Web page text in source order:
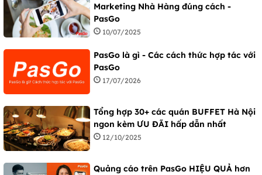
Marketing Nhà Hàng đúng cách -
PasGo
10/07/2025
PasGo là gì - Các cách thức hợp tác với
PasGo
17/07/2026
Tổng hợp 30+ các quán BUFFET Hà Nội
ngon kèm ƯU ĐÃI hấp dẫn nhất
12/10/2025
Quảng cáo trên PasGo HIỆU QUẢ hơn